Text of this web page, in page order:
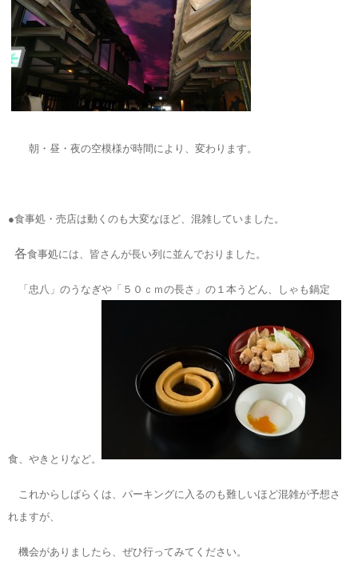
朝・昼・夜の空模様が時間により、変わります。
●食事処・売店は動くのも大変なほど、混雑していました。
各食事処には、皆さんが長い列に並んでおりました。
「忠八」のうなぎや「５０ｃｍの長さ」の１本うどん、しゃも鍋定
食、やきとりなど。
これからしばらくは、パーキングに入るのも難しいほど混雑が予想さ
れますが、
機会がありましたら、ぜひ行ってみてください。